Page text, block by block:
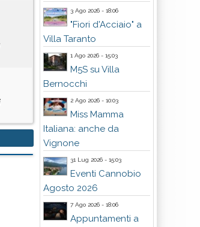
3 Ago 2026 - 18:06
"Fiori d'Acciaio" a
Villa Taranto
1 Ago 2026 - 15:03
M5S su Villa
Bernocchi
2 Ago 2026 - 10:03
Miss Mamma
Italiana: anche da
Vignone
31 Lug 2026 - 15:03
Eventi Cannobio
Agosto 2026
7 Ago 2026 - 18:06
Appuntamenti a